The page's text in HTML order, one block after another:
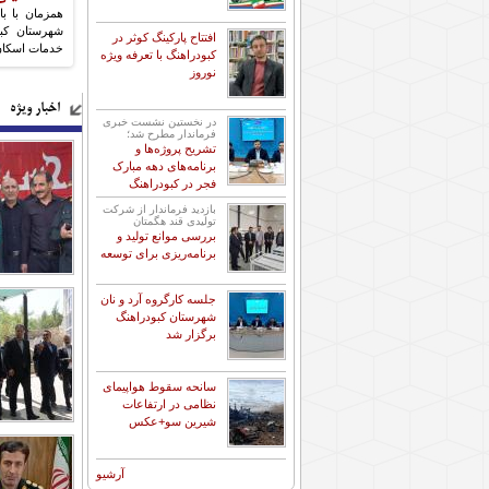
همزمان با
شهرستان
خدمات اسکان،
گردشگری
تعیین کرد.
اخبار ویژه
افتتاح پارکینگ کوثر در
کبودراهنگ با تعرفه ویژه
نوروز
در نخستین نشست خبری
فرماندار مطرح شد؛
تشریح پروژه‌ها و
برنامه‌های دهه مبارک
فجر در کبودراهنگ
بازدید فرماندار از شرکت
تولیدی قند هگمتان
بررسی موانع تولید و
برنامه‌ریزی برای توسعه
جلسه کارگروه آرد و نان
شهرستان کبودراهنگ
برگزار شد
سانحه سقوط هواپیمای
نظامی در ارتفاعات
شیرین سو+عکس
آرشیو